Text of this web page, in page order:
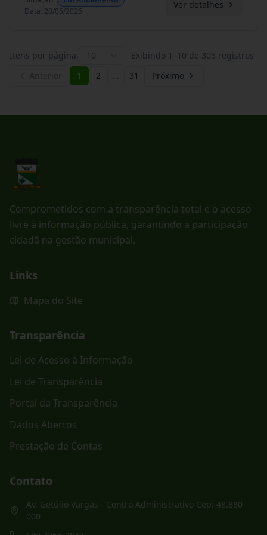
Data: 20/05/2026
Ver detalhes
Itens por página: 10 Exibindo 1 –10 de 305 registros
1 2 … 31 Próximo
Comprometidos com a transparência total e o acesso
livre à informação pública, garantindo a participação
cidadã na gestão municipal.
Links
Mapa do Site
Transparência
Lei de Acesso à Informação
Lei de Transparência
Portal da Transparência
Dados Abertos
Prestação de Contas
Contato
Av. Getúlio Vargas - Centro Administrativo Cep: 48.880-
000